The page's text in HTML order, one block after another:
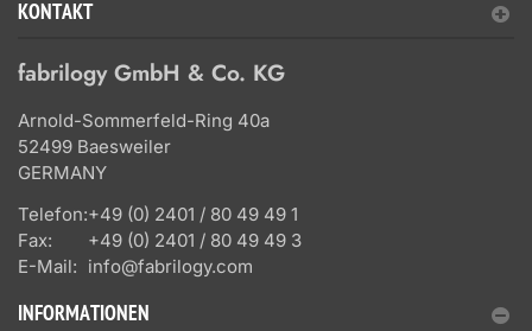
KONTAKT
fabrilogy GmbH & Co. KG
Arnold-Sommerfeld-Ring 40a
52499 Baesweiler
GERMANY
Telefon:+49 (0) 2401 / 80 49 49 1
Fax:
+49 (0) 2401 / 80 49 49 3
E-Mail: info@fabrilogy.com
INFORMATIONEN